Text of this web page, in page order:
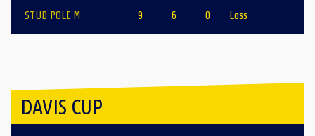
STUD POLI M
9 6 0 Loss
DAVIS CUP